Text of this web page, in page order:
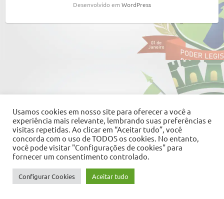
Desenvolvido emWordPress
Usamos cookies em nosso site para oferecer a você a
experiência mais relevante, lembrando suas preferências e
visitas repetidas. Ao clicar em “Aceitar tudo”, você
concorda com o uso de TODOS os cookies. No entanto,
você pode visitar "Configurações de cookies" para
fornecer um consentimento controlado.
Configurar Cookies Aceitar tudo